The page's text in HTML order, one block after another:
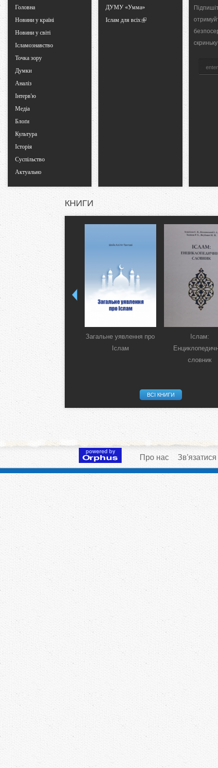
a
b
Головна
Новини у країні
Новини у світі
Ісламознавство
Точка зору
Думки
Аналіз
Інтерв'ю
Медіа
Блоґи
Культура
Історія
Суспільство
Актуально
ДУМУ «Умма»
Іслам для всіх
КНИГИ
Загальне уявлення про
Іслам
Іслам:
словник
ВСІ КНИГИ
Про нас